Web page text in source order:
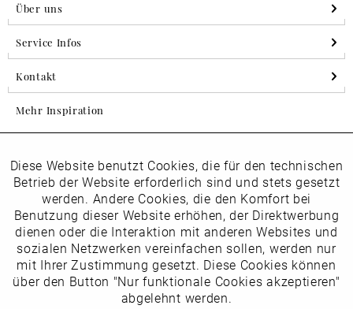
Über uns
Service Infos
Kontakt
Mehr Inspiration
Folgen Sie uns auf Instagram
horsch_schuhe
Newsletter
Datenschutzbestimmungenhabe ich zur Kenntnis
Funktionale Aktiv
Marketing Inaktiv
Tracking Inaktiv
Diese Website benutzt Cookies, die für den technischen
Betrieb der Website erforderlich sind und stets gesetzt
werden. Andere Cookies, die den Komfort bei
Benutzung dieser Website erhöhen, der Direktwerbung
dienen oder die Interaktion mit anderen Websites und
sozialen Netzwerken vereinfachen sollen, werden nur
mit Ihrer Zustimmung gesetzt. Diese Cookies können
über den Button "Nur funktionale Cookies akzeptieren"
abgelehnt werden.